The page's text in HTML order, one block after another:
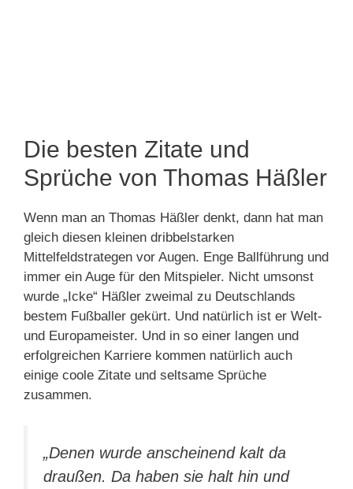
Die besten Zitate und
Sprüche von Thomas Häßler
Wenn man an Thomas Häßler denkt, dann hat man
gleich diesen kleinen dribbelstarken
Mittelfeldstrategen vor Augen. Enge Ballführung und
immer ein Auge für den Mitspieler. Nicht umsonst
wurde „Icke“ Häßler zweimal zu Deutschlands
bestem Fußballer gekürt. Und natürlich ist er Welt-
und Europameister. Und in so einer langen und
erfolgreichen Karriere kommen natürlich auch
einige coole Zitate und seltsame Sprüche
zusammen.
„Denen wurde anscheinend kalt da
draußen. Da haben sie halt hin und